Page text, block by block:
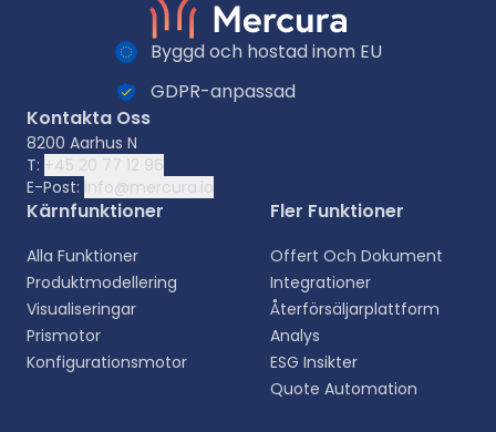
Byggd och hostad inom EU
GDPR-anpassad
Kontakta Oss
8200 Aarhus N
T: +45 20 77 12 96
E-Post: info@mercura.io
Kärnfunktioner
Alla Funktioner
Produktmodellering
Visualiseringar
Prismotor
Konfigurationsmotor
Fler Funktioner
Offert Och Dokument
Integrationer
Återförsäljarplattform
Analys
ESG Insikter
Quote Automation